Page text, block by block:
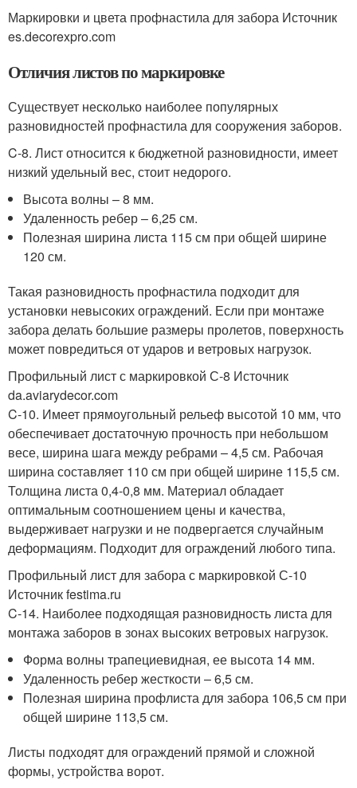
Маркировки и цвета профнастила для забора Источник
es.decorexpro.com
Отличия листов по маркировке
Существует несколько наиболее популярных
разновидностей профнастила для сооружения заборов.
C-8. Лист относится к бюджетной разновидности, имеет
низкий удельный вес, стоит недорого.
Высота волны – 8 мм.
Удаленность ребер – 6,25 см.
Полезная ширина листа 115 см при общей ширине
120 см.
Такая разновидность профнастила подходит для
установки невысоких ограждений. Если при монтаже
забора делать большие размеры пролетов, поверхность
может повредиться от ударов и ветровых нагрузок.
Профильный лист с маркировкой С-8 Источник
da.aviarydecor.com
C-10. Имеет прямоугольный рельеф высотой 10 мм, что
обеспечивает достаточную прочность при небольшом
весе, ширина шага между ребрами – 4,5 см. Рабочая
ширина составляет 110 см при общей ширине 115,5 см.
Толщина листа 0,4-0,8 мм. Материал обладает
оптимальным соотношением цены и качества,
выдерживает нагрузки и не подвергается случайным
деформациям. Подходит для ограждений любого типа.
Профильный лист для забора с маркировкой С-10
Источник festima.ru
C-14. Наиболее подходящая разновидность листа для
монтажа заборов в зонах высоких ветровых нагрузок.
Форма волны трапециевидная, ее высота 14 мм.
Удаленность ребер жесткости – 6,5 см.
Полезная ширина профлиста для забора 106,5 см при
общей ширине 113,5 см.
Листы подходят для ограждений прямой и сложной
формы, устройства ворот.